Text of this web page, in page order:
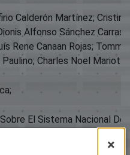
Calderón Martínez;
Alfonso Sánchez
Rene Canaan Rojas;
Paulino; Charles Noel Mariotti
El Sistema Nacional De
De Donantes De Sangre
×